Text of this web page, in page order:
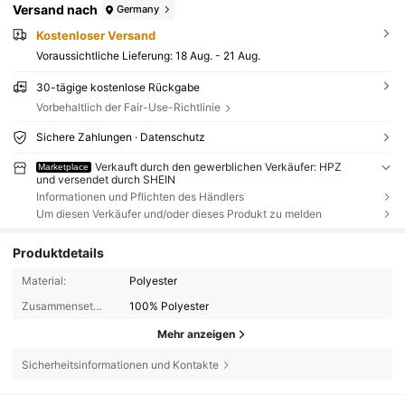
Versand nach Germany
Kostenloser Versand
Voraussichtliche Lieferung: 18 Aug. - 21 Aug.
30-tägige kostenlose Rückgabe
Vorbehaltlich der Fair-Use-Richtlinie
Sichere Zahlungen · Datenschutz
Marketplace
Verkauft durch den gewerblichen Verkäufer: HPZ
und versendet durch SHEIN
Informationen und Pflichten des Händlers
Um diesen Verkäufer und/oder dieses Produkt zu melden
Produktdetails
Material:
Polyester
Zusammensetzung:
100% Polyester
Mehr anzeigen
Sicherheitsinformationen und Kontakte